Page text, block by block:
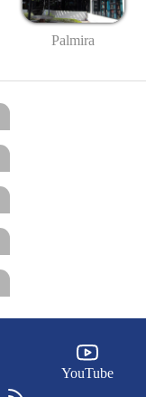
Palmira
YouTube